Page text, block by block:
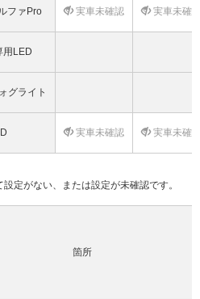
ファPro 実車未確認 実車未確
用LED
グライト
実車未確認 実車未確
定がない、または設定が未確認です。
箇所